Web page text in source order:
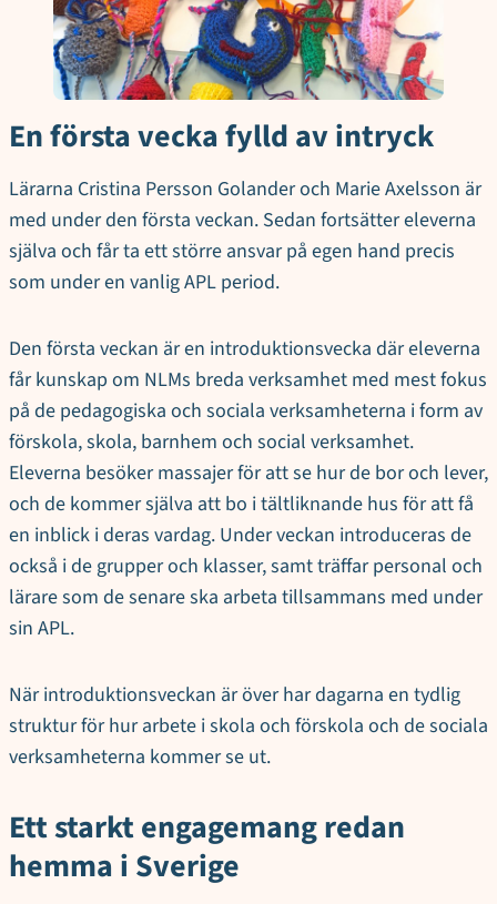
En första vecka fylld av intryck
Lärarna Cristina Persson Golander och Marie Axelsson är
med under den första veckan. Sedan fortsätter eleverna
själva och får ta ett större ansvar på egen hand precis
som under en vanlig APL period.
Den första veckan är en introduktionsvecka där eleverna
får kunskap om NLMs breda verksamhet med mest fokus
på de pedagogiska och sociala verksamheterna i form av
förskola, skola, barnhem och social verksamhet.
Eleverna besöker massajer för att se hur de bor och lever,
och de kommer själva att bo i tältliknande hus för att få
en inblick i deras vardag. Under veckan introduceras de
också i de grupper och klasser, samt träffar personal och
lärare som de senare ska arbeta tillsammans med under
sin APL.
När introduktionsveckan är över har dagarna en tydlig
struktur för hur arbete i skola och förskola och de sociala
verksamheterna kommer se ut.
Ett starkt engagemang redan
hemma i Sverige